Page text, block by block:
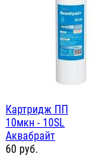
Картридж ПП
10мкн - 10SL
Аквабрайт
60 руб.